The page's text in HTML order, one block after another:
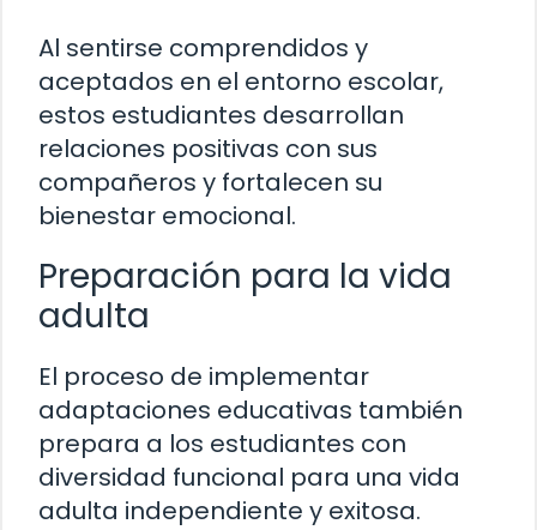
Al sentirse comprendidos y
aceptados en el entorno escolar,
estos estudiantes desarrollan
relaciones positivas con sus
compañeros y fortalecen su
bienestar emocional.
Preparación para la vida
adulta
El proceso de implementar
adaptaciones educativas también
prepara a los estudiantes con
diversidad funcional para una vida
adulta independiente y exitosa.